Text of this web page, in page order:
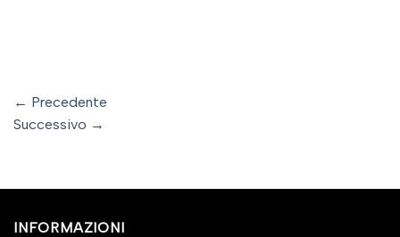
← Precedente
Successivo →
INFORMAZIONI